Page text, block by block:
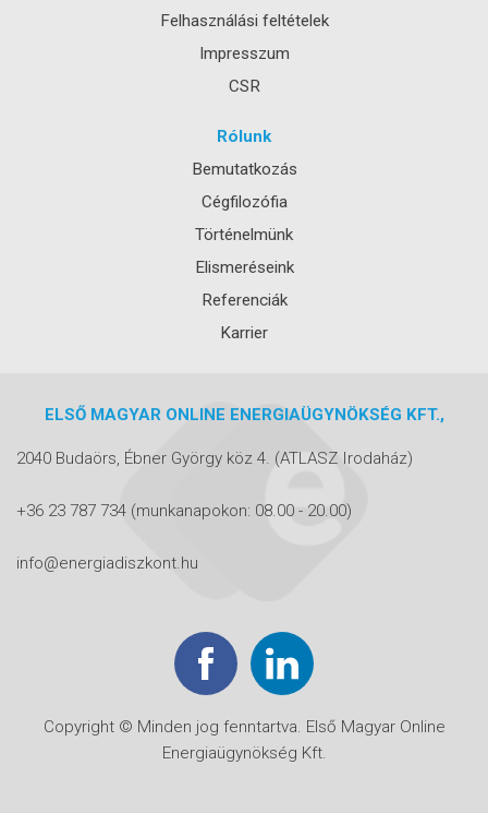
Felhasználási feltételek
Impresszum
CSR
Rólunk
Bemutatkozás
Cégfilozófia
Történelmünk
Elismeréseink
Referenciák
Karrier
ELSŐ MAGYAR ONLINE ENERGIAÜGYNÖKSÉG KFT.,
2040 Budaörs, Ébner György köz 4. (ATLASZ Irodaház)
+36 23 787 734 (munkanapokon: 08.00 - 20.00)
info@energiadiszkont.hu
Copyright © Minden jog fenntartva. Első Magyar Online
Energiaügynökség Kft.